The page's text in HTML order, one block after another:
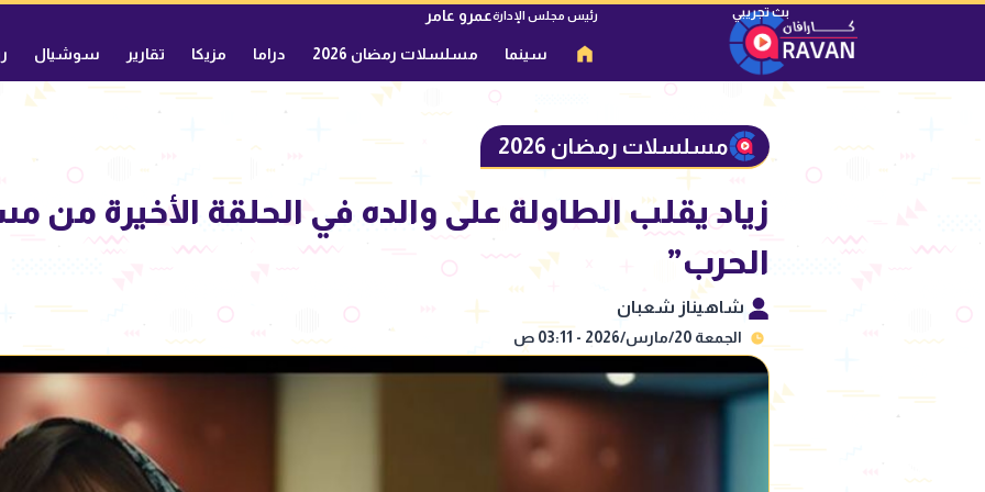
رئيس مجلس الإدارةعمرو عامر
سينما مسلسلات رمضان 2026 دراما مزيكا تقارير سوشيال
مسلسلات رمضان 2026
زياد يقلب الطاولة على والده في الحلقة الأخيرة
الحرب”
شاهيناز شعبان
الجمعة 20/مارس/2026 - 03:11 ص